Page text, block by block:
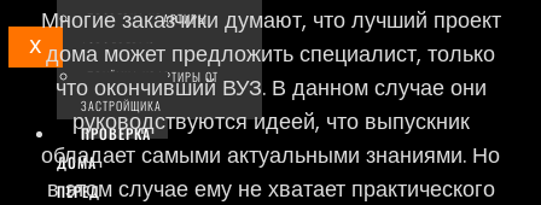
ПРОВЕРКА КВАРТИРЫ
АЭРОДВЕРЬЮ
ПРИЁМКА КВАРТИРЫ ОТ
ЗАСТРОЙЩИКА
ПРОВЕРКА
ДОМА
ПЕРЕД
X
Многие заказчики думают, что лучший проект
дома может предложить специалист, только
что окончивший ВУЗ. В данном случае они
руководствуются идеей, что выпускник
обладает самыми актуальными знаниями. Но
в этом случае ему не хватает практического